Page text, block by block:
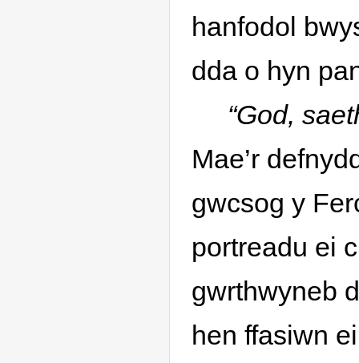
hanfodol
dda o hyn
“God,
Mae’r
gwcsog y
portreadu ei
gwrthwyneb
hen ffasiwn